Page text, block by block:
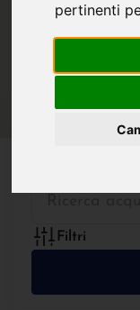
pertinenti
IN
Filtri